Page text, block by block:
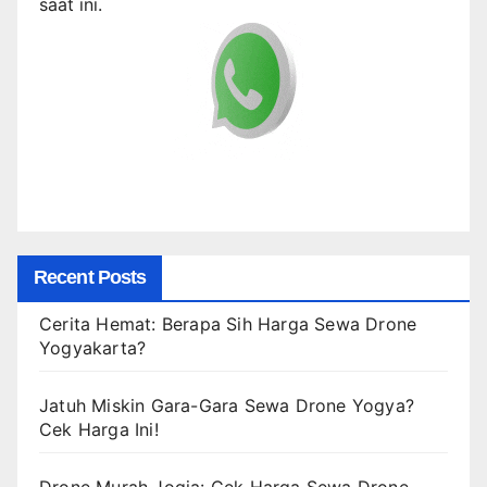
Recent Posts
Cerita Hemat: Berapa Sih Harga Sewa Drone
Yogyakarta?
Jatuh Miskin Gara-Gara Sewa Drone Yogya?
Cek Harga Ini!